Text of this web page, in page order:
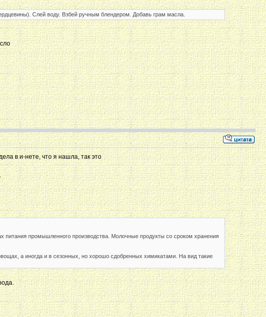
Слей воду. Взбей ручным блендером. Добавь грам масла.
в и-нете, что я нашла, так это
питания промышленного производства. Молочные продукты со сроком хранения
а иногда и в сезонных, но хорошо сдобренных химикатами. На вид такие